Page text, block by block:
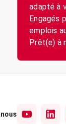
adapté à
Engagés
emplois